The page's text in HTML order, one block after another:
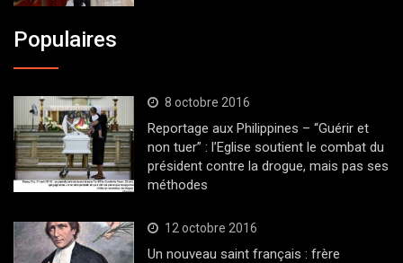
Populaires
8 octobre 2016
Reportage aux Philippines – “Guérir et
non tuer” : l’Eglise soutient le combat du
président contre la drogue, mais pas ses
méthodes
12 octobre 2016
Un nouveau saint français : frère